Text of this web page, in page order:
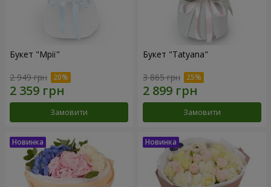
Букет "Мрії"
2 949 грн
Замовити
Букет "Tatyana"
3 865 грн
Замовити